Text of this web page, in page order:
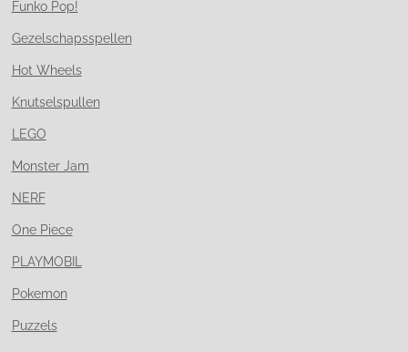
Funko Pop!
Gezelschapsspellen
Hot Wheels
Knutselspullen
LEGO
Monster Jam
NERF
One Piece
PLAYMOBIL
Pokemon
Puzzels